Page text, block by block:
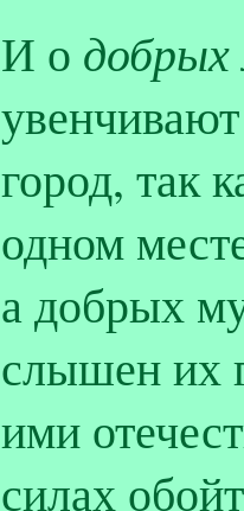
И о
город, так
одном
а добрых
слышен их
ими
силах